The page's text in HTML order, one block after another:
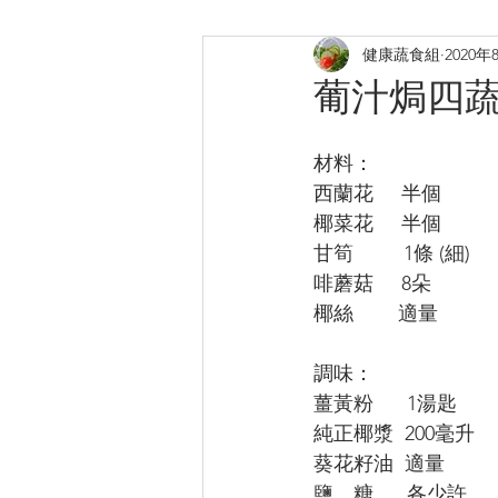
烤焗菜式 日式料
葡汁焗四
健康蔬食組 2020年
材料：
西蘭花     半個
椰菜花     半個
甘筍         1條 (細)
啡蘑菇     8朵
椰絲        適量
調味：
薑黃粉      1湯匙
純正椰漿  200毫升
葵花籽油  適量